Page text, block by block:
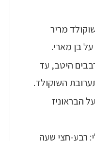
מריר
בן מארי.
היטב, עד
השוקולד.
הבראוניז
רבע-חצי שעה